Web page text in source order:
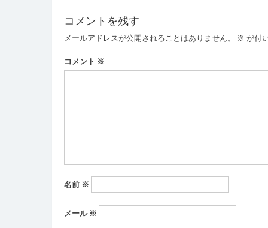
ビ
ゲ
ー
コメントを残す
メールアドレスが公開されることはありません。 ※ が付
コメント ※
名前 ※
メール ※